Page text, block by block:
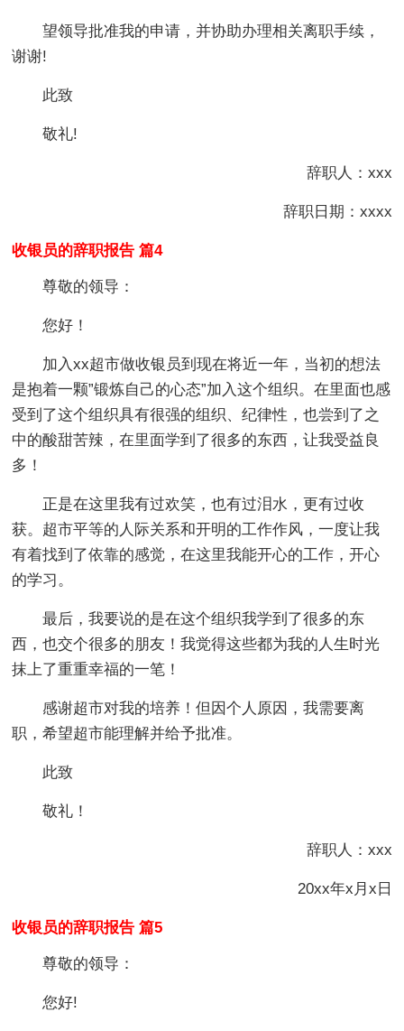
望领导批准我的申请，并协助办理相关离职手续，
谢谢!
此致
敬礼!
辞职人：xxx
辞职日期：xxxx
收银员的辞职报告 篇4
尊敬的领导：
您好！
加入xx超市做收银员到现在将近一年，当初的想法
是抱着一颗”锻炼自己的心态”加入这个组织。在里面也感
受到了这个组织具有很强的组织、纪律性，也尝到了之
中的酸甜苦辣，在里面学到了很多的东西，让我受益良
多！
正是在这里我有过欢笑，也有过泪水，更有过收
获。超市平等的人际关系和开明的工作作风，一度让我
有着找到了依靠的感觉，在这里我能开心的工作，开心
的学习。
最后，我要说的是在这个组织我学到了很多的东
西，也交个很多的朋友！我觉得这些都为我的人生时光
抹上了重重幸福的一笔！
感谢超市对我的培养！但因个人原因，我需要离
职，希望超市能理解并给予批准。
此致
敬礼！
辞职人：xxx
20xx年x月x日
收银员的辞职报告 篇5
尊敬的领导：
您好!